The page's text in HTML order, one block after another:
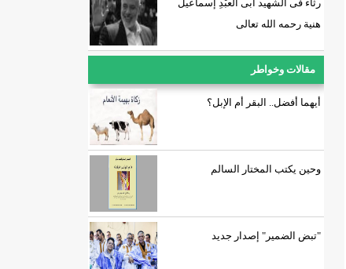
رثاء فى الشهيد أبى العبْدِ إسماعيل
هنية رحمه الله تعالى
مقالات وخواطر
أيهما أفضل.. البقر أم الإبل؟
وحين يكتب المختار السالم
"تبض الضمير" إصدار جديد